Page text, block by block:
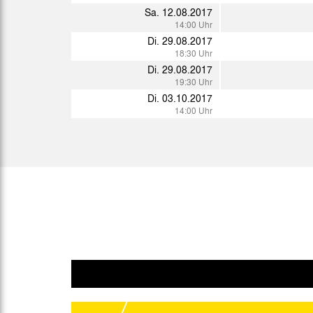
Mi. 24.01.2018
15:00 Uhr
Sa. 27.01.2018
14:00 Uhr
Sa. 03.02.2018
11:00 Uhr
Sa. 17.02.2018
14:00 Uhr
Mi. 28.03.2018
Sa. 12.08.2017
14:00 Uhr
Di. 29.08.2017
18:30 Uhr
Di. 29.08.2017
19:30 Uhr
Di. 03.10.2017
14:00 Uhr